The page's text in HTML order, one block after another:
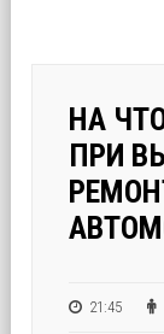
НА
ПРИ
21:45